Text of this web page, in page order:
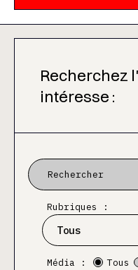
Recherchez
intéresse :
Rubriques :
Média : Tous